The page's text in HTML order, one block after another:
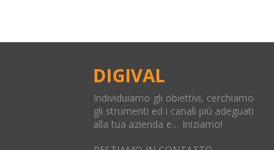
DIGIVAL
Individuiamo gli obiettivi, cerchiamo
gli strumenti ed i canali più adeguati
alla tua azienda e… Iniziamo!